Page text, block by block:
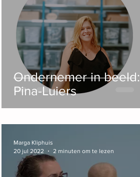
Ondernemer in beeld:
Pina-Luiers
Marga Kliphuis
20 jul 2022
2 minuten om te lezen